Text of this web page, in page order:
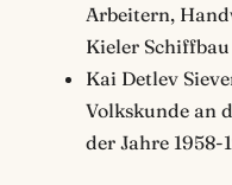
Arbeitern,
Kieler Schiffbau
Kai Detlev
Volkskunde an
der Jahre 1958-